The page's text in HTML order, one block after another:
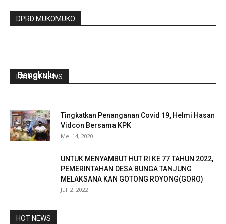
DPRD MUKOMUKO
LATEST NEWS
Bengkulu
-
Tingkatkan Penanganan Covid 19, Helmi Hasan
Vidcon Bersama KPK
Mei 14, 2020
UNTUK MENYAMBUT HUT RI KE 77 TAHUN 2022,
PEMERINTAHAN DESA BUNGA TANJUNG
MELAKSANA KAN GOTONG ROYONG(GORO)
Juli 2, 2022
HOT NEWS